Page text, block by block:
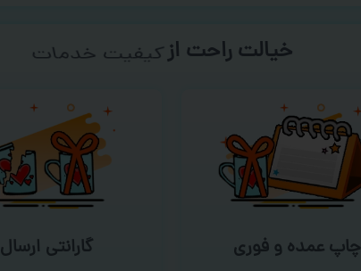
خیالت راحت ازسفارش گیری
چاپ عمده و فوری گارانتی ارسال